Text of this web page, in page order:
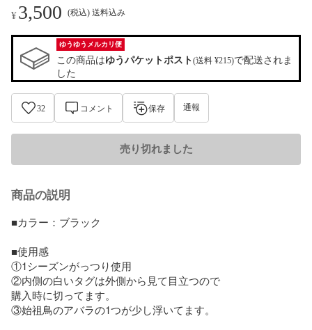
¥3,500 (税込) 送料込み
ゆうゆうメルカリ便
この商品はゆうパケットポスト(送料 ¥215)で配送されま
した
32 コメント 保存 通報
売り切れました
商品の説明
■カラー：ブラック
■使用感
①1シーズンがっつり使用
②内側の白いタグは外側から見て目立つので
購入時に切ってます。
③始祖鳥のアバラの1つが少し浮いてます。